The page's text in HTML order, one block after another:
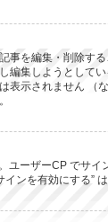
を編集・削除
集しようとし
示されません
ーザーCP でサ
インを有効にする